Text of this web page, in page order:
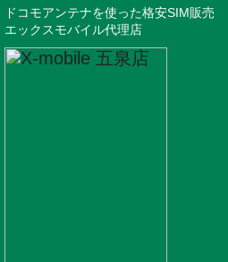
ドコモアンテナを使った格安SIM販売
エックスモバイル代理店